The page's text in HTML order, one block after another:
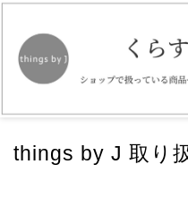
things by J 取り